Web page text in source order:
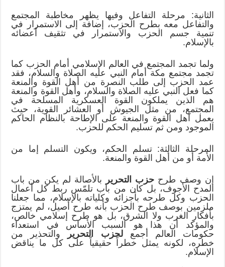
الثانية: مرحلة التفاعل وفيها يظهر مخاطبة المجتمع
والتفاعل معه بطرح الحزب، إضافة إلى الاستمرار في
تنمية جسم الحزب والاستمرار في تثقيف أعضائه
بالإسلام.
ولما تجمد المجتمع في العالم الإسلامي أمام الحزب كما
تجمد مجتمع مكة أمام النبي عليه الصلاة والسلام، فقد
عمد الحزب إلى طلب النصرة من أهل القوة والمنعة
كما فعل النبي عليه الصلاة والسلام، وأهل القوة والمنعة
هم الذين يملكون القوة العسكرية المسلحة في
المجتمع، من مثل الجيوش أو العشائر القوية، حيث
يعمل أهل القوة والمنعة على الإطاحة بالنظام الحاكم
الموجود ومن ثم تسليم الحكم للحزب.
المرحلة الثالثة: تسلم الحكم، ويكون التسلم إما من
الأمة أو من أهل القوة والمنعة.
إن وصف طرح حزب التحرير
بالأصالة لم يكن من باب
المدح الأجوف، بل كان من باب تلمّس ربط كل أعمال
الحزب وكل طرحه بأجزائه وكلياته بالإسلام، مما جعلنا
ملزمين بوصف طرح الحزب بأنه طرح أصيل، لم يمتزج
بأفكار الغرب ولا الشرق، بل هو طرح إسلامي خالص،
والمؤكد أن هذا هو السبب الأساس في استعداء
حكومات العالم أجمعلحزب التحرير والتحذير من
خطره، لكونه يمثل خطراً حقيقياً على كل ما يناقض
الإسلام.